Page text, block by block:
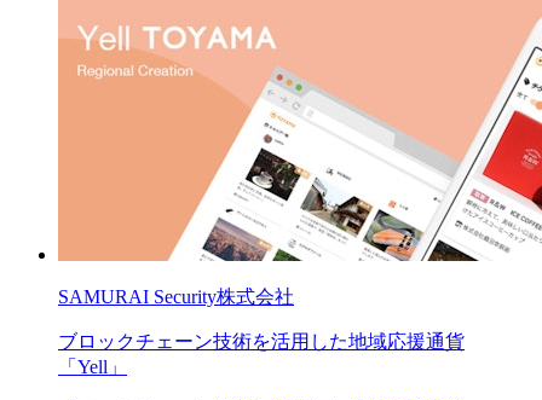
SAMURAI Security株式会社
ブロックチェーン技術を活用した地域応援通貨
「Yell」